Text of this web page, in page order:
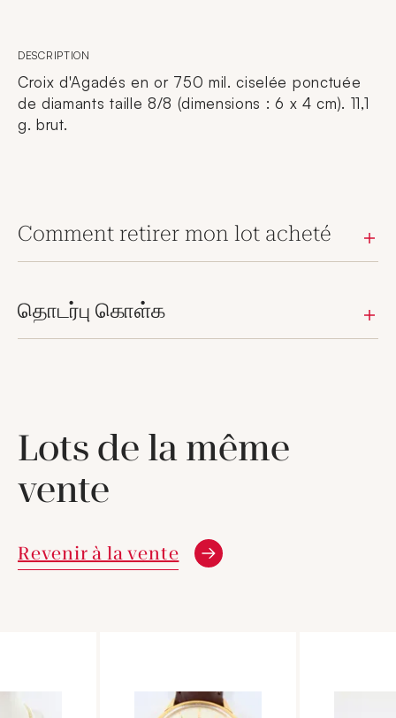
DESCRIPTION
Croix d'Agadés en or 750 mil. ciselée ponctuée
de diamants taille 8/8 (dimensions : 6 x 4 cm). 11,1
g. brut.
Comment retirer mon lot acheté
தொடர்பு கொள்க
Lots de la même
vente
Revenir à la vente